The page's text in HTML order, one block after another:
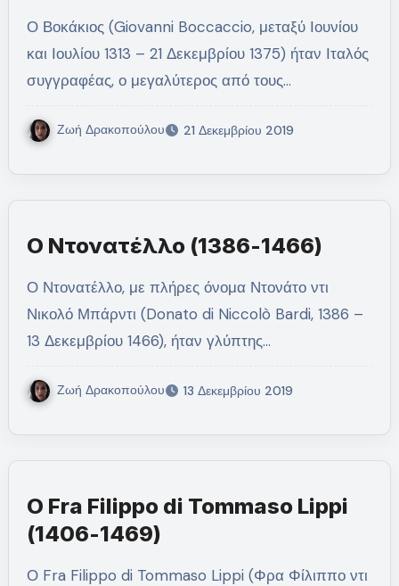
Ο Βοκάκιος (Giovanni Boccaccio, μεταξύ Ιουνίου
και Ιουλίου 1313 – 21 Δεκεμβρίου 1375) ήταν Ιταλός
συγγραφέας, ο μεγαλύτερος από τους…
Ζωή Δρακοπούλου 21 Δεκεμβρίου 2019
Ο Ντονατέλλο (1386-1466)
Ο Ντονατέλλο, με πλήρες όνομα Ντονάτο ντι
Νικολό Μπάρντι (Donato di Niccolò Bardi, 1386 –
13 Δεκεμβρίου 1466), ήταν γλύπτης…
Ζωή Δρακοπούλου 13 Δεκεμβρίου 2019
Ο Fra Filippo di Tommaso Lippi
(1406-1469)
Ο Fra Filippo di Tommaso Lippi (Φρα Φίλιππο ντι